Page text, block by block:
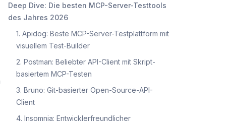
Deep Dive: Die besten MCP-Server-Testtools
des Jahres 2026
1. Apidog: Beste MCP-Server-Testplattform mit
visuellem Test-Builder
2. Postman: Beliebter API-Client mit Skript-
basiertem MCP-Testen
3. Bruno: Git-basierter Open-Source-API-
Client
4. Insomnia: Entwicklerfreundlicher